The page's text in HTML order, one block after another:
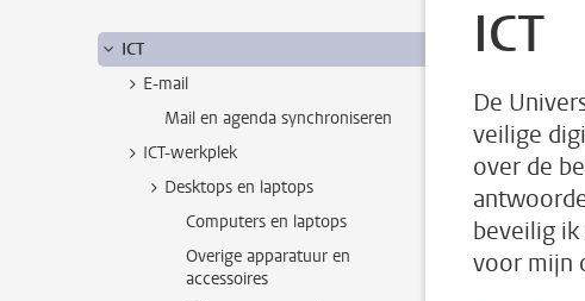
ICT
E-mail
Mail en agenda synchroniseren
ICT-werkplek
Desktops en laptops
Computers en laptops
Overige apparatuur en
accessoires
ICT
De
veilige
over de
beveilig
voor mijn